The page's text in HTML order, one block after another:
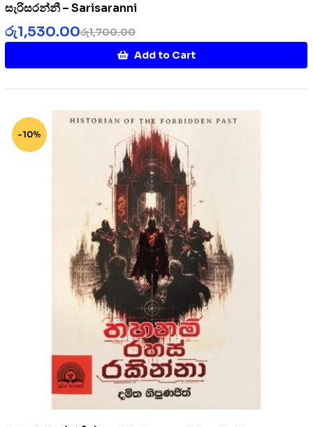
සැරිසරන්නී – Sarisaranni
රු1,700.00
රු1,530.00
Add to Cart
-10%